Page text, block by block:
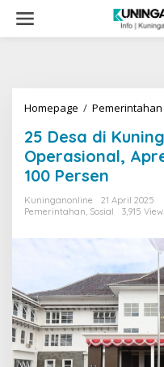
content
Homepage / Pemerintahan
25 Desa di
Operasional,
100 Persen
Kuninganonline
21 April 2025
Pemerintahan, Sosial 3,915